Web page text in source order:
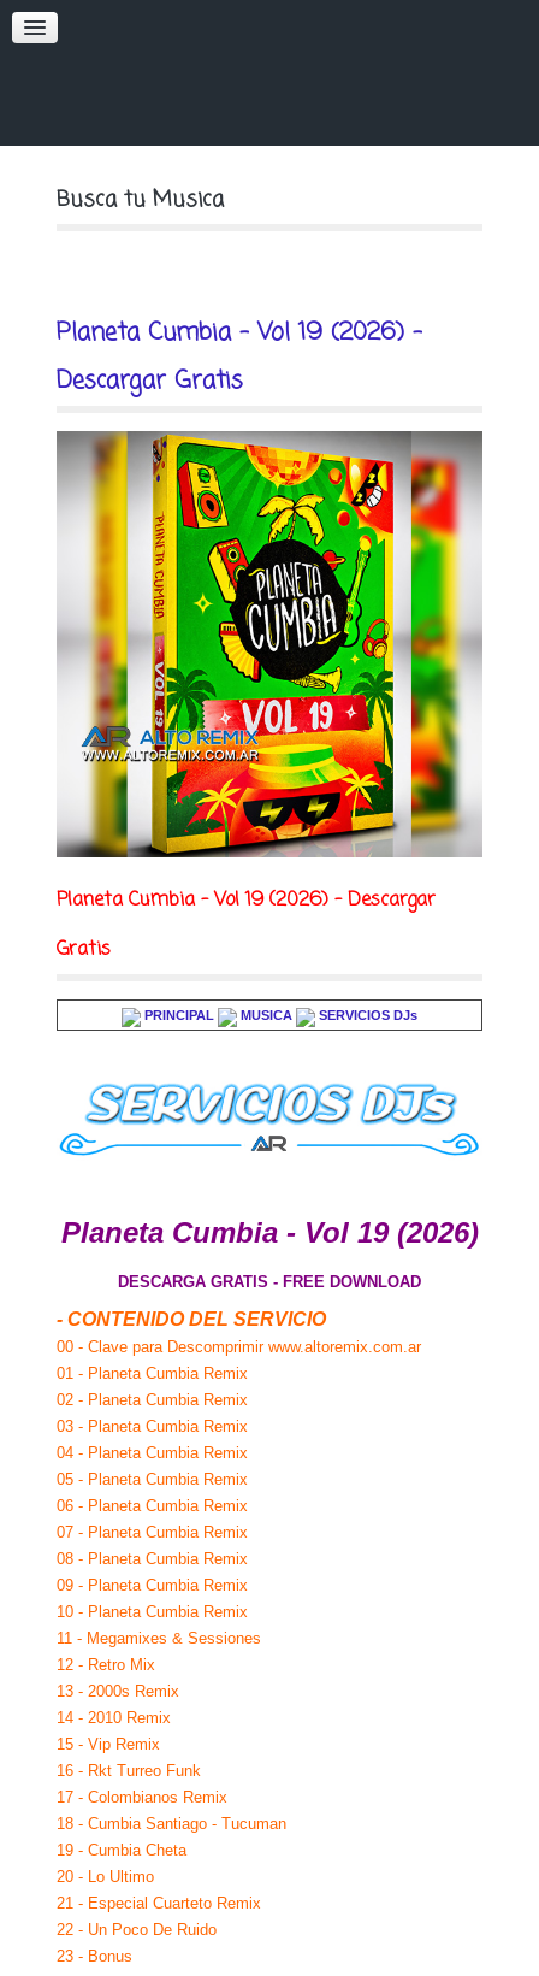
SOFT
Busca tu Musica
Planeta Cumbia - Vol 19 (2026) -
Descargar Gratis
Planeta Cumbia - Vol 19 (2026) - Descargar
Gratis
PRINCIPAL MUSICA SERVICIOS DJs
Planeta Cumbia - Vol 19 (2026)
DESCARGA GRATIS - FREE DOWNLOAD
- CONTENIDO DEL SERVICIO
00 - Clave para Descomprimir www.altoremix.com.ar
01 - Planeta Cumbia Remix
02 - Planeta Cumbia Remix
03 - Planeta Cumbia Remix
04 - Planeta Cumbia Remix
05 - Planeta Cumbia Remix
06 - Planeta Cumbia Remix
07 - Planeta Cumbia Remix
08 - Planeta Cumbia Remix
09 - Planeta Cumbia Remix
10 - Planeta Cumbia Remix
11 - Megamixes & Sessiones
12 - Retro Mix
13 - 2000s Remix
14 - 2010 Remix
15 - Vip Remix
16 - Rkt Turreo Funk
17 - Colombianos Remix
18 - Cumbia Santiago - Tucuman
19 - Cumbia Cheta
20 - Lo Ultimo
21 - Especial Cuarteto Remix
22 - Un Poco De Ruido
23 - Bonus